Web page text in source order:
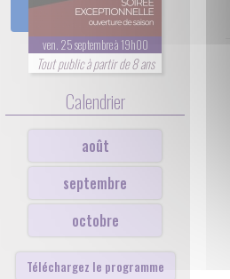
ven. 25 septembre à 19h00
Tout public à partir de 8 ans
Calendrier
août
septembre
octobre
Téléchargez le programme